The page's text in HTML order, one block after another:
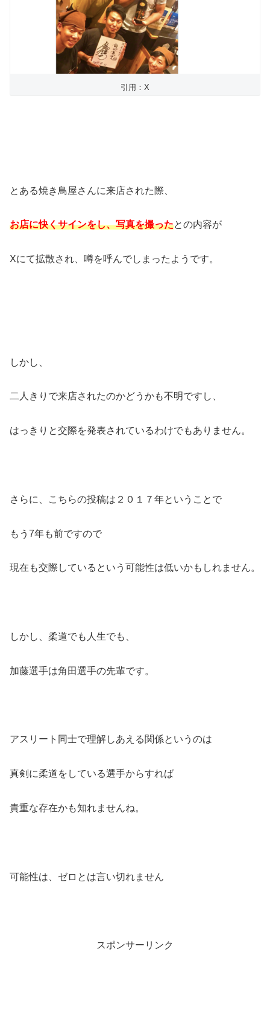
引用：X
とある焼き鳥屋さんに来店された際、
お店に快くサインをし、写真を撮ったとの内容が
Xにて拡散され、噂を呼んでしまったようです。
しかし、
二人きりで来店されたのかどうかも不明ですし、
はっきりと交際を発表されているわけでもありません。
さらに、こちらの投稿は２０１７年ということで
もう7年も前ですので
現在も交際しているという可能性は低いかもしれません。
しかし、柔道でも人生でも、
加藤選手は角田選手の先輩です。
アスリート同士で理解しあえる関係というのは
真剣に柔道をしている選手からすれば
貴重な存在かも知れませんね。
可能性は、ゼロとは言い切れません
スポンサーリンク